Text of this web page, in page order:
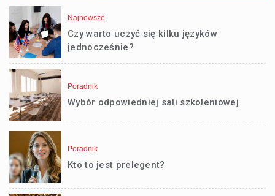
Najnowsze
Czy warto uczyć się kilku języków
jednocześnie?
Poradnik
Wybór odpowiedniej sali szkoleniowej
Poradnik
Kto to jest prelegent?